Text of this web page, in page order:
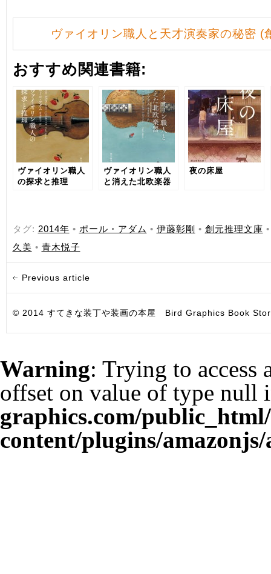
ヴァイオリン職人と天才演奏家の秘密 (
おすすめ関連書籍:
ヴァイオリン職人
の探求と推理
ヴァイオリン職人
と消えた北欧楽器
夜の床屋
タグ: 2014年 • ポール・アダム • 伊藤彰剛 • 創元推理文庫
久美 • 青木悦子
Previous article
© 2014 すてきな装丁や装画の本屋 Bird Graphics Book
Warning: Trying to access
offset on value of type null
graphics.com/
content/plugins/